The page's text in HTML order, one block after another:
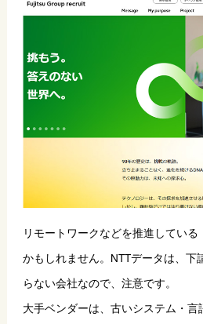
リモートワークなどを推進している
かもしれません。NTTデータは、下
らない会社なので、注意です。
大手ベンダーは、古いシステム・言